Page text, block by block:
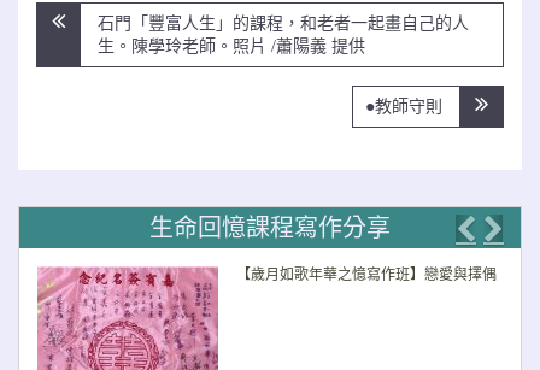
文
石門「豐富人生」的課程，和老者一起畫自己的人
生。陳學玲老師。照片 /蕭陽義 提供
●教師守則
生命回憶課程寫作分享
【歲月如歌年華之憶寫作班】戀愛與擇偶